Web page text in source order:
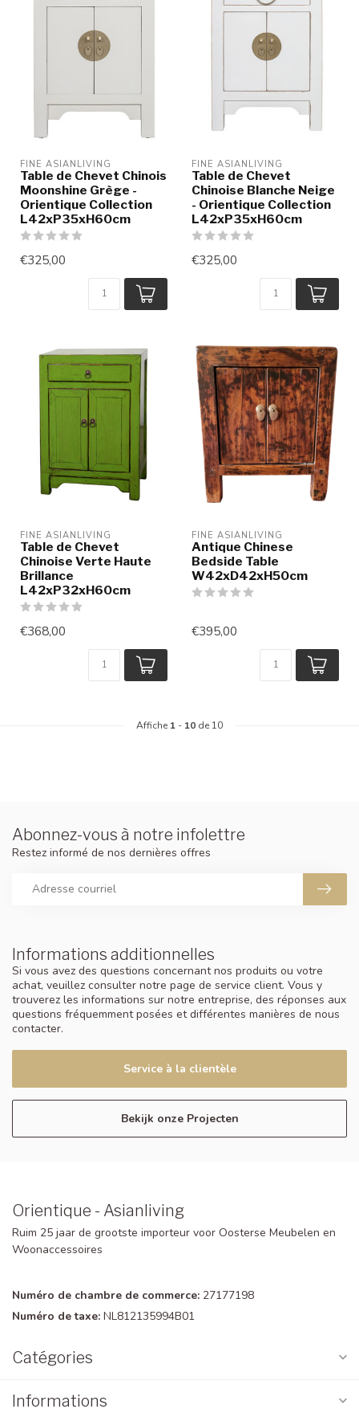
FINE ASIANLIVING
Table de Chevet Chinois
Moonshine Grège -
Orientique Collection
L42xP35xH60cm
€325,00
FINE ASIANLIVING
Table de Chevet
Chinoise Blanche Neige
- Orientique Collection
L42xP35xH60cm
€325,00
FINE ASIANLIVING
Table de Chevet
Chinoise Verte Haute
Brillance
L42xP32xH60cm
€368,00
FINE ASIANLIVING
Antique Chinese
Bedside Table
W42xD42xH50cm
€395,00
Affiche 1 - 10 de 10
Informations additionnelles
Si vous avez des questions concernant nos produits ou votre
achat, veuillez consulter notre page de service client. Vous y
trouverez les informations sur notre entreprise, des réponses aux
questions fréquemment posées et différentes manières de nous
contacter.
Service à la clientèle
Bekijk onze Projecten
Abonnez-vous à notre infolettre
Restez informé de nos dernières offres
Orientique - Asianliving
Ruim 25 jaar de grootste importeur voor Oosterse Meubelen en
Woonaccessoires
Numéro de chambre de commerce: 27177198
Numéro de taxe: NL812135994B01
Catégories
Informations